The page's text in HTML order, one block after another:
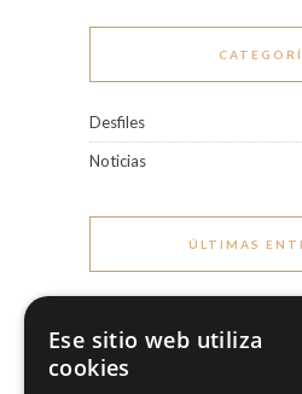
Desfiles
Noticias
ÚLTIMAS
Marco &
“Miradas”
Ese sitio web utiliza
cookies